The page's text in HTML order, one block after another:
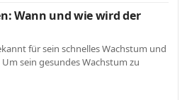
Wann und wie wird der
für sein schnelles Wachstum und
sein gesundes Wachstum zu